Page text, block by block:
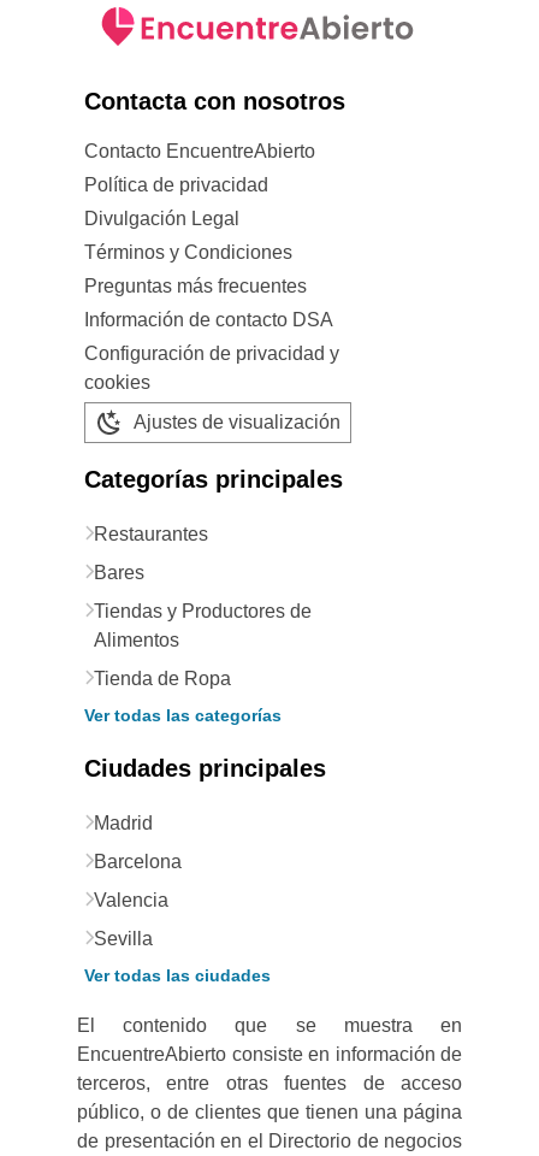
Contacta con nosotros
Contacto EncuentreAbierto
Política de privacidad
Divulgación Legal
Términos y Condiciones
Preguntas más frecuentes
Información de contacto DSA
Configuración de privacidad y
cookies
Ajustes de visualización
Categorías principales
Restaurantes
Bares
Tiendas y Productores de
Alimentos
Tienda de Ropa
Ver todas las categorías
Ciudades principales
Madrid
Barcelona
Valencia
Sevilla
Ver todas las ciudades
El contenido que se muestra en
EncuentreAbierto consiste en información de
terceros, entre otras fuentes de acceso
público, o de clientes que tienen una página
de presentación en el Directorio de negocios